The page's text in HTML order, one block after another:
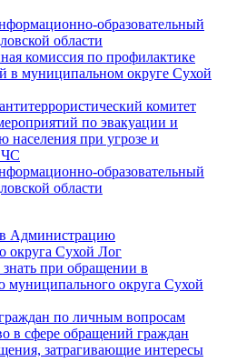
образовательный
области
комиссия по профилактике
в муниципальном округе Сухой
комитет
по эвакуации и
населения при угрозе и
ЧС
образовательный
области
в Администрацию
округа Сухой Лог
при обращении в
округа Сухой
по личным вопросам
в сфере обращений граждан
затрагивающие интересы